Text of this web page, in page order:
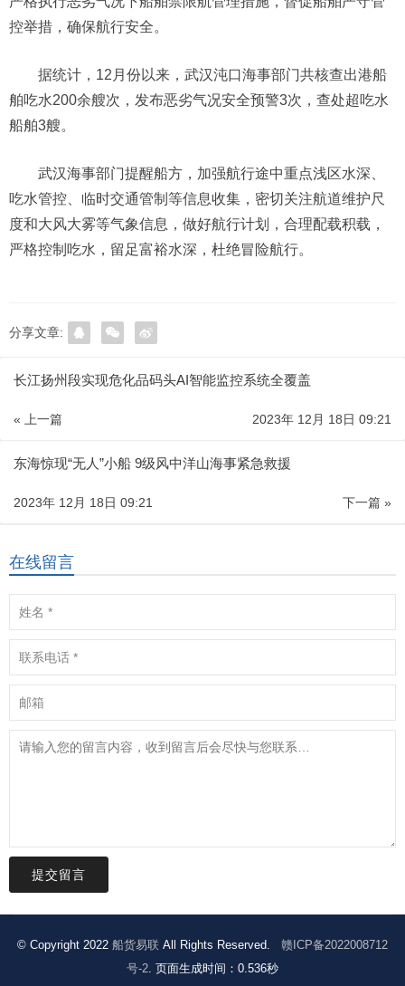
控举措，确保航行安全。
据统计，12月份以来，武汉沌口海事部门共核查出港船
舶吃水200余艘次，发布恶劣气况安全预警3次，查处超吃水
船舶3艘。
武汉海事部门提醒船方，加强航行途中重点浅区水深、
吃水管控、临时交通管制等信息收集，密切关注航道维护尺
度和大风大雾等气象信息，做好航行计划，合理配载积载，
严格控制吃水，留足富裕水深，杜绝冒险航行。
分享文章:
长江扬州段实现危化品码头AI智能监控系统全覆盖
« 上一篇 2023年 12月 18日 09:21
东海惊现“无人”小船 9级风中洋山海事紧急救援
下一篇 »
2023年 12月 18日 09:21
在线留言
提交留言
© Copyright 2022 船货易联 All Rights Reserved.
赣ICP备2022008712
号-2. 页面生成时间：0.536秒